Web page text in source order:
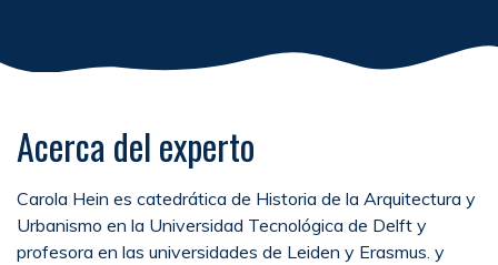
Acerca del experto
Carola Hein es catedrática de Historia de la Arquitectura y
Urbanismo en la Universidad Tecnológica de Delft y
profesora en las universidades de Leiden y Erasmus. y